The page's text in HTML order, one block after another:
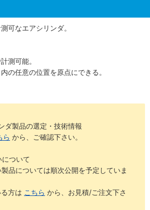
可なエアシリンダ。
測可能。
の任意の位置を原点にできる。
）
ョンの充実
ダ製品の選定・技術情報
ら から、ご確認下さい。
ついて
品については順次公開を予定していま
方は こちら から、お見積/ご注文下さ